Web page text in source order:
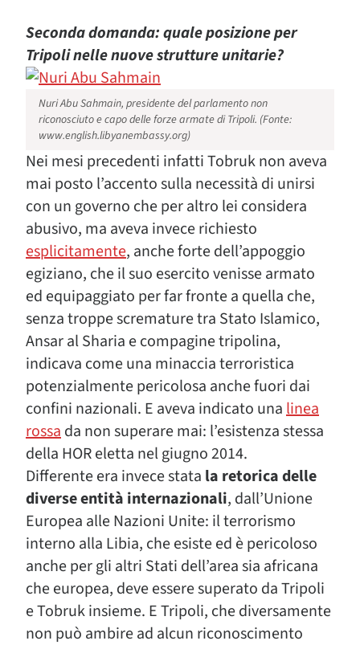
Seconda domanda: quale posizione per
Tripoli nelle nuove strutture unitarie?
Nuri Abu Sahmain, presidente del parlamento non
riconosciuto e capo delle forze armate di Tripoli. (Fonte:
www.english.libyanembassy.org)
Nei mesi precedenti infatti Tobruk non aveva
mai posto l’accento sulla necessità di unirsi
con un governo che per altro lei considera
abusivo, ma aveva invece richiesto
esplicitamente, anche forte dell’appoggio
egiziano, che il suo esercito venisse armato
ed equipaggiato per far fronte a quella che,
senza troppe scremature tra Stato Islamico,
Ansar al Sharia e compagine tripolina,
indicava come una minaccia terroristica
potenzialmente pericolosa anche fuori dai
confini nazionali. E aveva indicato unalinea
rossada non superare mai: l’esistenza stessa
della HOR eletta nel giugno 2014.
Differente era invece stata la retorica delle
diverse entità internazionali, dall’Unione
Europea alle Nazioni Unite: il terrorismo
interno alla Libia, che esiste ed è pericoloso
anche per gli altri Stati dell’area sia africana
che europea, deve essere superato da Tripoli
e Tobruk insieme. E Tripoli, che diversamente
non può ambire ad alcun riconoscimento